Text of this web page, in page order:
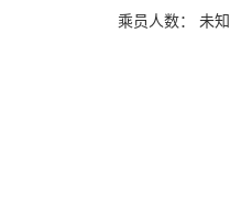
乘员人数： 未知